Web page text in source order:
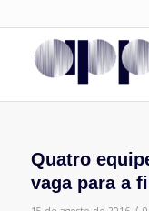
Quatro
vaga para a